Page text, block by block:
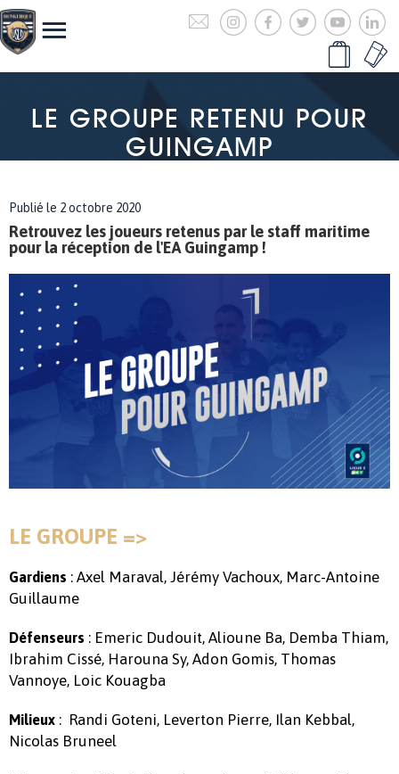
LE GROUPE RETENU POUR
GUINGAMP
Publié le 2 octobre 2020
Retrouvez les joueurs retenus par le staff maritime
pour la réception de l'EA Guingamp !
LE GROUPE =>
Gardiens : Axel Maraval, Jérémy Vachoux, Marc-Antoine
Guillaume
Défenseurs : Emeric Dudouit, Alioune Ba, Demba Thiam,
Ibrahim Cissé, Harouna Sy, Adon Gomis, Thomas
Vannoye, Loic Kouagba
Milieux : Randi Goteni, Leverton Pierre, Ilan Kebbal,
Nicolas Bruneel